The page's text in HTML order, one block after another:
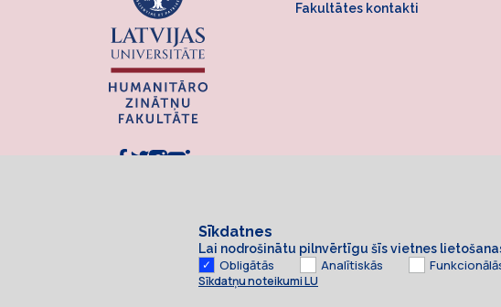
Fakultātes kontakti
Sīkdatnes
Lai nodrošinātu pilnvērtīgu šīs vietnes
Obligātās Analītiskās
Sīkdatņu noteikumi LU